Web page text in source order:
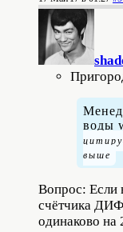
воды
Вопрос: Если
счётчика
одинаково на